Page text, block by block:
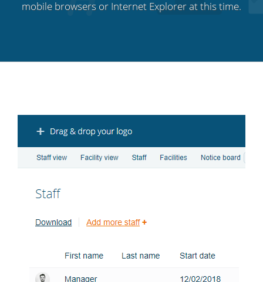
mobile browsers or Internet Explorer at this time.